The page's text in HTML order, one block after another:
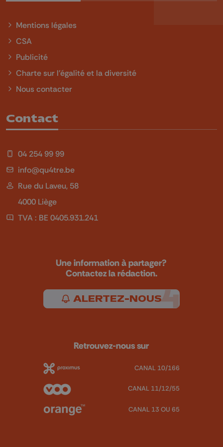
Mentions légales
CSA
Publicité
Charte sur l'égalité et la diversité
Nous contacter
Contact
04 254 99 99
info@qu4tre.be
Rue du Laveu, 58
4000 Liège
TVA : BE 0405.931.241
Une information à partager?
Contactez la rédaction.
ALERTEZ-NOUS
Retrouvez-nous sur
CANAL 10/166
CANAL 11/12/55
CANAL 13 OU 65